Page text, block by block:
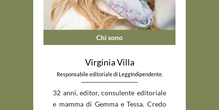
Chi sono
Virginia Villa
Responsabile editoriale di LeggIndipendente.
32 anni, editor, consulente editoriale
e mamma di Gemma e Tessa. Credo